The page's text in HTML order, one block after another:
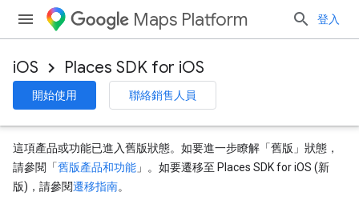
Maps Platform 登入
iOS Places SDK for iOS
開始使用 聯絡銷售人員
這項產品或功能已進入舊版狀態。如要進一步瞭解「舊版」狀態，
請參閱「舊版產品和功能 」。如要遷移至 Places SDK for iOS (新
版)，請參閱遷移指南。